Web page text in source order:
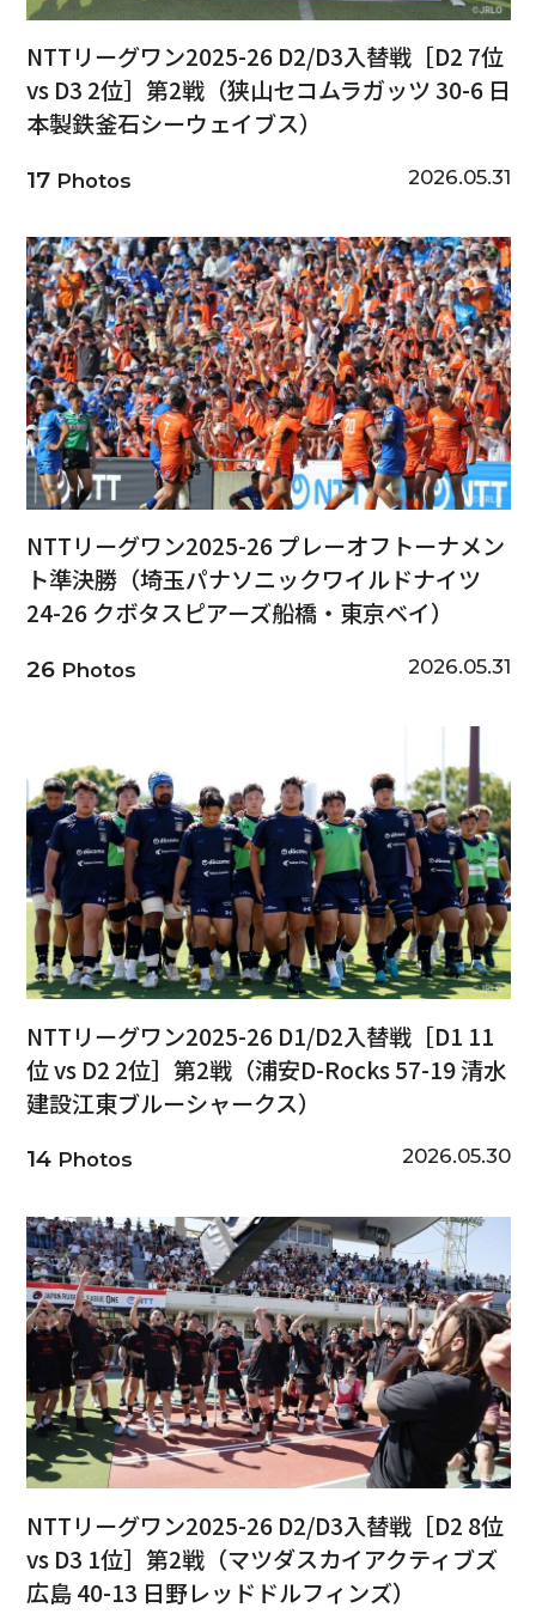
NTTリーグワン2025-26 D2/D3入替戦［D2 7位
vs D3 2位］第2戦（狭山セコムラガッツ 30-6 日
本製鉄釜石シーウェイブス）
17Photos 2026.05.31
NTTリーグワン2025-26 プレーオフトーナメン
ト準決勝（埼玉パナソニックワイルドナイツ
24-26 クボタスピアーズ船橋・東京ベイ）
26Photos 2026.05.31
NTTリーグワン2025-26 D1/D2入替戦［D1 11
位 vs D2 2位］第2戦（浦安D-Rocks 57-19 清水
建設江東ブルーシャークス）
14Photos 2026.05.30
NTTリーグワン2025-26 D2/D3入替戦［D2 8位
vs D3 1位］第2戦（マツダスカイアクティブズ
広島 40-13 日野レッドドルフィンズ）